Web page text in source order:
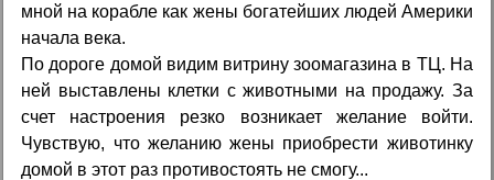
мной на корабле как жены богатейших людей Америки
начала века.
По дороге домой видим витрину зоомагазина в ТЦ. На
ней выставлены клетки с животными на продажу. За
счет настроения резко возникает желание войти.
Чувствую, что желанию жены приобрести животинку
домой в этот раз противостоять не смогу...